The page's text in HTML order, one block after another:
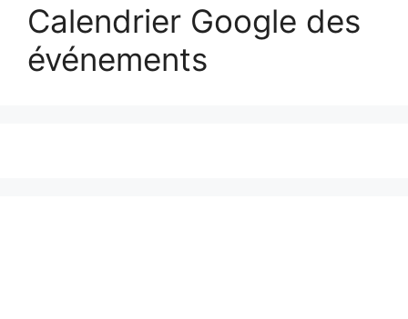
Calendrier Google des
événements